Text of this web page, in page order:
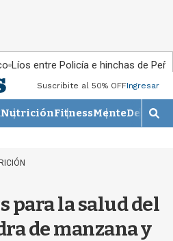
Líos entre Policía e hinchas de
Suscribite al 50% OFFIngresar
NutriciónFitnessMente
M
o
r
b
para la salud del
de manzana y